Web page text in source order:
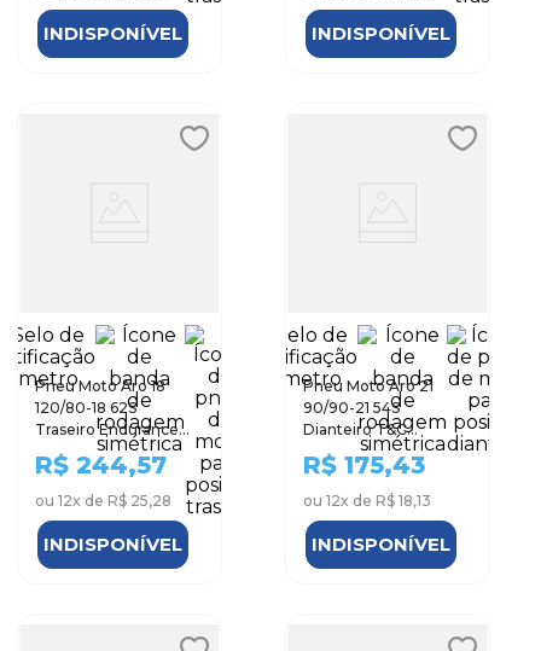
INDISPONÍVEL INDISPONÍVEL
Pneu Moto Aro 18
120/80-18 62S
Traseiro Endurance
Technic
R$ 244,57
ou 12x de R$ 25,28
INDISPONÍVEL
Pneu Moto Aro 21
90/90-21 54S
Dianteiro T&C
Technic
R$ 175,43
ou 12x de R$ 18,13
INDISPONÍVEL